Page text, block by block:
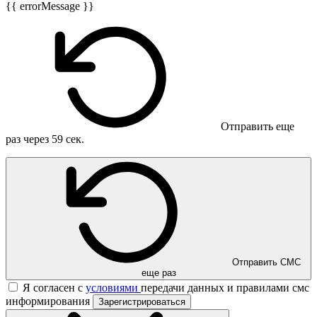
{{ errorMessage }}
Отправить еще
раз через 59 сек.
еще раз
Я согласен с условиями передачи данных и правилами смс
информирования
Зарегистрироваться